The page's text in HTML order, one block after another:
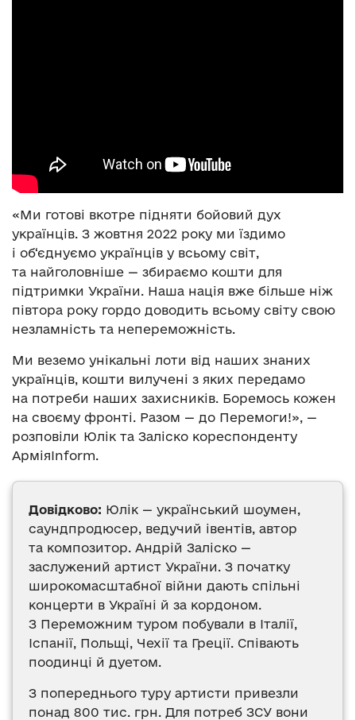
«Ми готові вкотре підняти бойовий дух
українців. З жовтня 2022 року ми їздимо
і об‘єднуємо українців у всьому світ,
та найголовніше — збираємо кошти для
підтримки України. Наша нація вже більше ніж
півтора року гордо доводить всьому світу свою
незламність та непереможність.
Ми веземо унікальні лоти від наших знаних
українців, кошти вилучені з яких передамо
на потреби наших захисників. Боремось кожен
на своєму фронті. Разом — до Перемоги!», —
розповіли Юлік та Заліско кореспонденту
АрміяInform.
Довідково: Юлік — український шоумен,
саундпродюсер, ведучий івентів, автор
та композитор. Андрій Заліско —
заслужений артист України. З початку
широкомасштабної війни дають спільні
концерти в Україні й за кордоном.
З Переможним туром побували в Італії,
Іспанії, Польщі, Чехії та Греції. Співають
поодинці й дуетом.
З попереднього туру артисти привезли
понад 800 тис. грн. Для потреб ЗСУ вони